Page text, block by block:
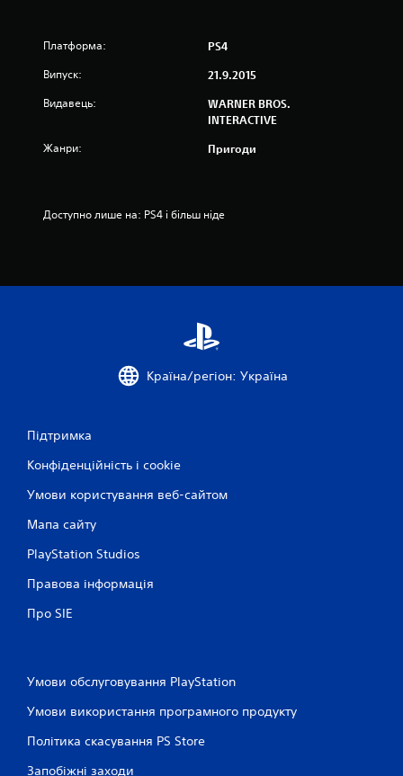
2
Платформа: PS4
Випуск: 21.9.2015
Видавець:
WARNER BROS.
INTERACTIVE
Жанри: Пригоди
Доступно лише на: PS4 і більш ніде
Країна/регіон: Україна
Підтримка
Конфіденційність і cookie
Умови користування веб-сайтом
Мапа сайту
PlayStation Studios
Правова інформація
Про SIE
Умови обслуговування PlayStation
Умови використання програмного продукту
Політика скасування PS Store
Запобіжні заходи